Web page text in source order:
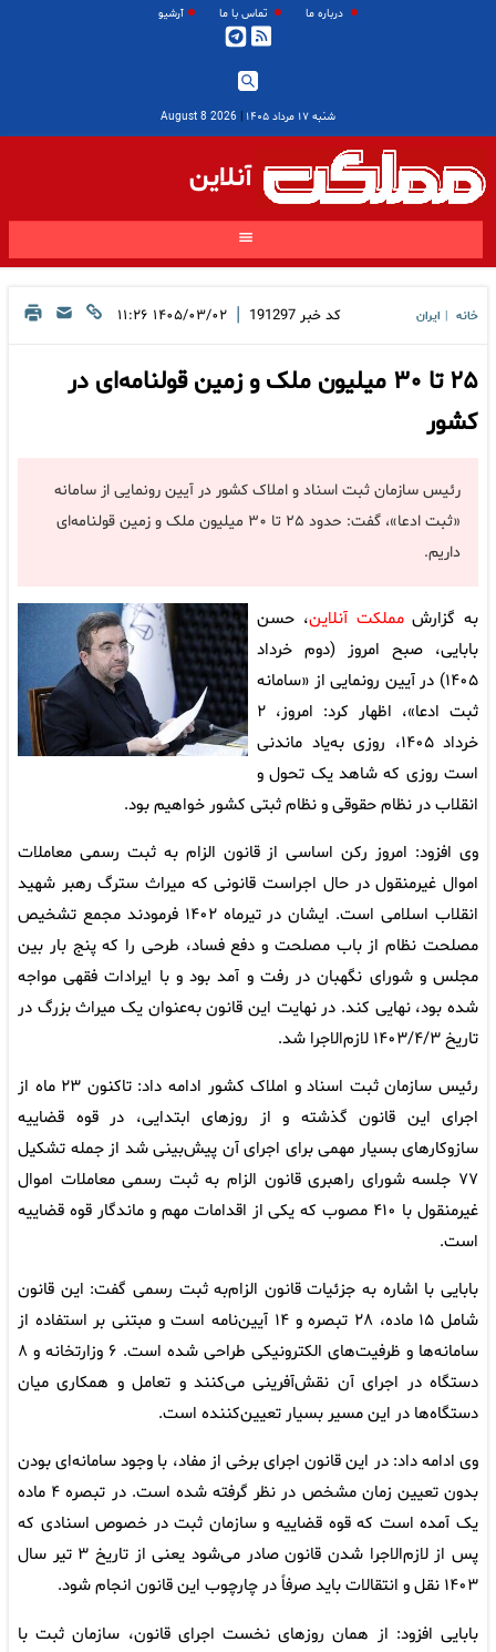
درباره ما تماس با ما آرشیو
شنبه ۱۷ مرداد ۱۴۰۵ |
2026 August 8
آنلاین
خانه ایران کد خبر 191297
| ۱۴۰۵/۰۳/۰۲ ۱۱:۲۶
۲۵ تا ۳۰ میلیون ملک و زمین قولنامه‌ای در
کشور
رئیس سازمان ثبت اسناد و املاک کشور در آیین رونمایی از سامانه
«ثبت ادعا»، گفت: حدود ۲۵ تا ۳۰ میلیون ملک و زمین قولنامه‌ای
داریم.
به گزارشمملکت آنلاین، حسن
بابایی، صبح امروز (دوم خرداد
۱۴۰۵) در آیین رونمایی از «سامانه
ثبت ادعا»، اظهار کرد: امروز، ۲
خرداد ۱۴۰۵، روزی به‌یاد ماندنی
است روزی که شاهد یک تحول و
انقلاب در نظام حقوقی و نظام ثبتی کشور خواهیم بود.
وی افزود: امروز رکن اساسی از قانون الزام به ثبت رسمی معاملات
اموال غیرمنقول در حال اجراست قانونی که میراث سترگ رهبر شهید
انقلاب اسلامی است. ایشان در تیرماه ۱۴۰۲ فرمودند مجمع تشخیص
مصلحت نظام از باب مصلحت و دفع فساد، طرحی را که پنج بار بین
مجلس و شورای نگهبان در رفت و آمد بود و با ایرادات فقهی مواجه
شده بود، نهایی کند. در نهایت این قانون به‌عنوان یک میراث بزرگ در
تاریخ ۱۴۰۳/۴/۳ لازم‌الاجرا شد.
رئیس سازمان ثبت اسناد و املاک کشور ادامه داد: تاکنون ۲۳ ماه از
اجرای این قانون گذشته و از روزهای ابتدایی، در قوه قضاییه
سازوکارهای بسیار مهمی برای اجرای آن پیش‌بینی شد از جمله تشکیل
۷۷ جلسه شورای راهبری قانون الزام به ثبت رسمی معاملات اموال
غیرمنقول با ۴۱۰ مصوب که یکی از اقدامات مهم و ماندگار قوه قضاییه
است.
بابایی با اشاره به جزئیات قانون الزام‌به ثبت رسمی گفت: این قانون
شامل ۱۵ ماده، ۲۸ تبصره و ۱۴ آیین‌نامه است و مبتنی بر استفاده از
سامانه‌ها و ظرفیت‌های الکترونیکی طراحی شده است. ۶ وزارتخانه و ۸
دستگاه در اجرای آن نقش‌آفرینی می‌کنند و تعامل و همکاری میان
دستگاه‌ها در این مسیر بسیار تعیین‌کننده است.
وی ادامه داد: در این قانون اجرای برخی از مفاد، با وجود سامانه‌ای بودن
بدون تعیین زمان مشخص در نظر گرفته شده است. در تبصره ۴ ماده
یک آمده است که قوه قضاییه و سازمان ثبت در خصوص اسنادی که
پس از لازم‌الاجرا شدن قانون صادر می‌شود یعنی از تاریخ ۳ تیر سال
۱۴۰۳ نقل و انتقالات باید صرفاً در چارچوب این قانون انجام شود.
بابایی افزود: از همان روزهای نخست اجرای قانون، سازمان ثبت با